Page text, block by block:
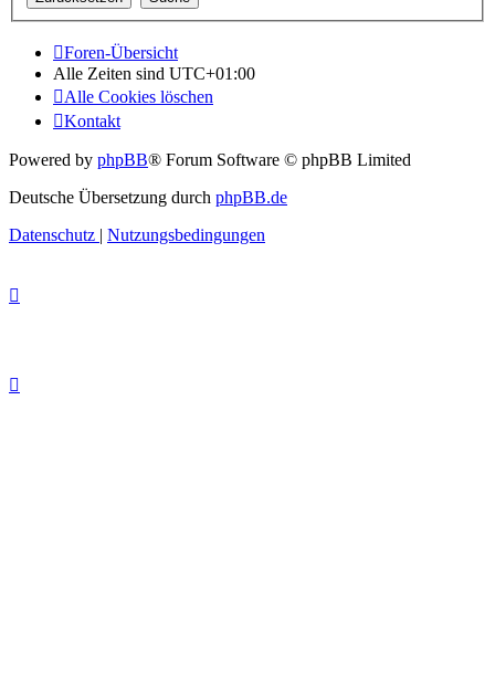
Foren-Übersicht
Alle Zeiten sind UTC+01:00
Alle Cookies löschen
Kontakt
Powered by phpBB® Forum Software © phpBB Limited
Deutsche Übersetzung durch phpBB.de
Datenschutz | Nutzungsbedingungen